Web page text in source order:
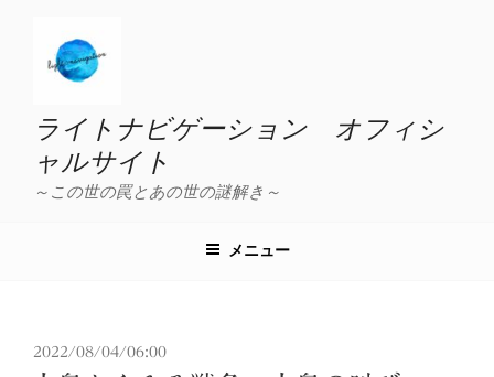
ライトナビゲーション オフィシ
ャルサイト
～この世の罠とあの世の謎解き～
メニュー
投
稿
2022/08/04/06:00